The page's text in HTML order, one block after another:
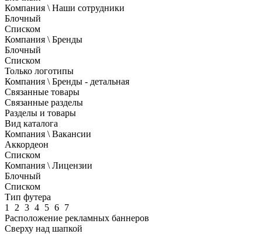
Компания \ Наши сотрудники
Блочный
Списком
Компания \ Бренды
Блочный
Списком
Только логотипы
Компания \ Бренды - детальная
Связанные товары
Связанные разделы
Разделы и товары
Вид каталога
Компания \ Вакансии
Аккордеон
Списком
Компания \ Лицензии
Блочный
Списком
Тип футера
1
2 3 4 5 6 7
Расположение рекламных баннеров
Сверху над шапкой